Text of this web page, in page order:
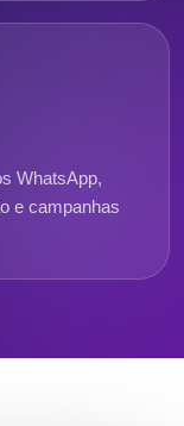
WhatsApp,
e campanhas